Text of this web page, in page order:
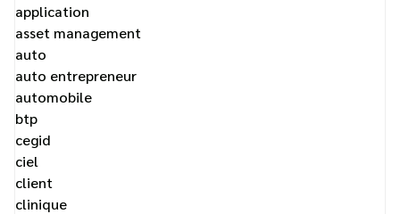
application
asset management
auto
auto entrepreneur
automobile
btp
cegid
ciel
client
clinique